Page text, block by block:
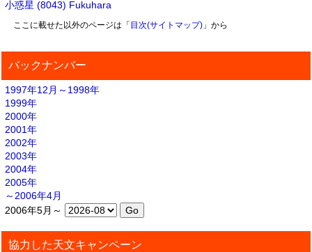
小惑星 (8043) Fukuhara
ここに載せた以外のページは「 目次(サイトマップ)」から
バックナンバー
1997年12月～1998年
1999年
2000年
2001年
2002年
2003年
2004年
2005年
～2006年4月
2006年5月～
協力した天文キャンペーン